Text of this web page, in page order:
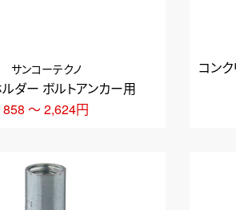
ダー ボルトアンカー用
サンコーテクノ
858 ～ 2,624円
コン